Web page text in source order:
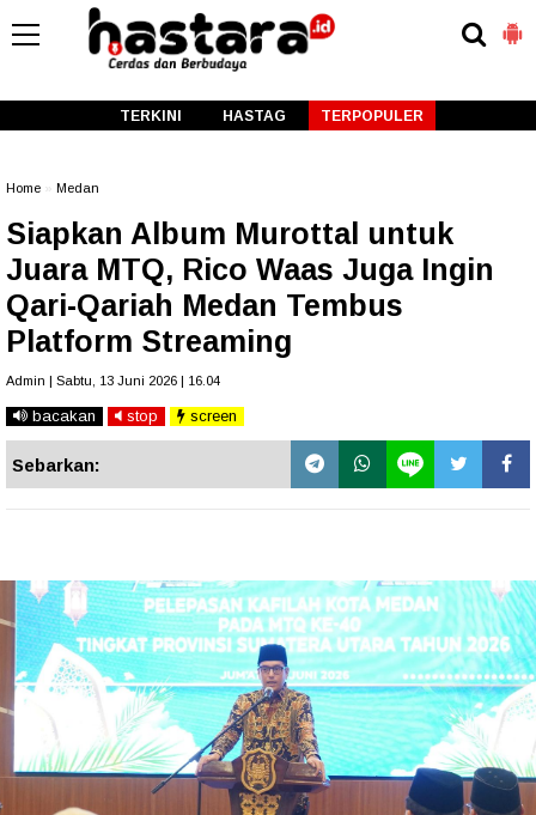
TERKINI HASTAG TERPOPULER
Home Medan
Siapkan Album Murottal untuk
Juara MTQ, Rico Waas Juga Ingin
Qari-Qariah Medan Tembus
Platform Streaming
Admin | Sabtu, 13 Juni 2026 | 16.04
bacakan stop screen
Sebarkan: